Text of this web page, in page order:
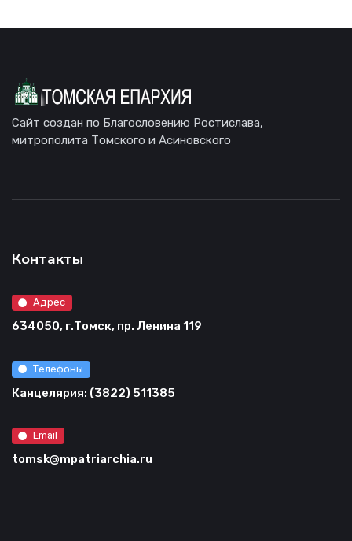
Сайт создан по Благословению Ростислава,
митрополита Томского и Асиновского
Контакты
Адрес
634050, г.Томск, пр. Ленина 119
Телефоны
Канцелярия: (3822) 511385
Email
tomsk@mpatriarchia.ru